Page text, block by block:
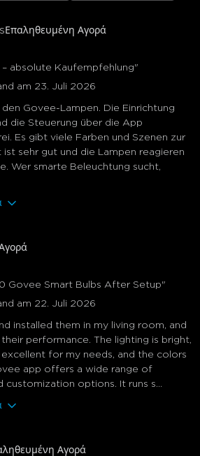
Επαληθευμένη Αγορά
absolute Kaufempfehlung"
am 23. Juli 2026
Govee-Lampen. Die Einrichtung
die Steuerung über die App
Es gibt viele Farben und Szenen zur
ist sehr gut und die Lampen reagieren
Wer smarte Beleuchtung sucht,
Govee Smart Bulbs After Setup"
am 22. Juli 2026
installed them in my living room, and
performance. The lighting is bright,
for my needs, and the colors
app offers a wide range of
customization options. It runs s...
Αγορά